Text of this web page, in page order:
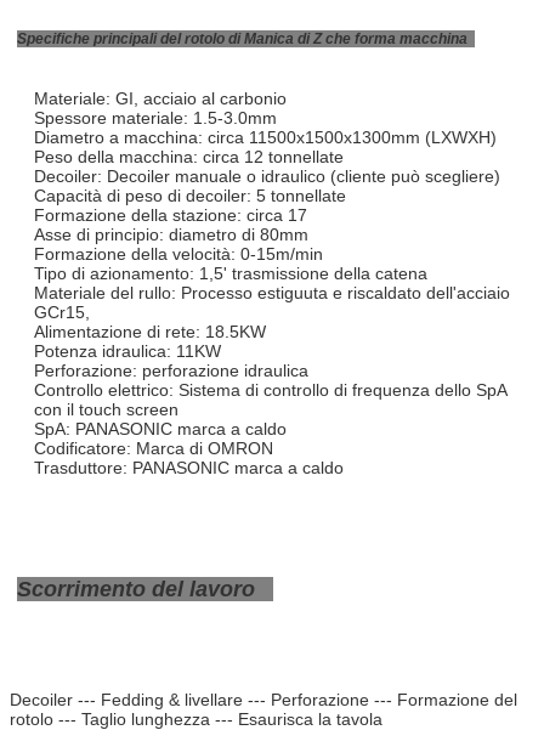
Specifiche principali del rotolo di Manica di Z che forma macchina
Materiale: GI, acciaio al carbonio
Spessore materiale: 1.5-3.0mm
Diametro a macchina: circa 11500x1500x1300mm (LXWXH)
Peso della macchina: circa 12 tonnellate
Decoiler: Decoiler manuale o idraulico (cliente può scegliere)
Capacità di peso di decoiler: 5 tonnellate
Formazione della stazione: circa 17
Asse di principio: diametro di 80mm
Formazione della velocità: 0-15m/min
Tipo di azionamento: 1,5' trasmissione della catena
Materiale del rullo: Processo estiguuta e riscaldato dell'acciaio
GCr15,
Alimentazione di rete: 18.5KW
Potenza idraulica: 11KW
Perforazione: perforazione idraulica
Controllo elettrico: Sistema di controllo di frequenza dello SpA
con il touch screen
SpA: PANASONIC marca a caldo
Codificatore: Marca di OMRON
Trasduttore: PANASONIC marca a caldo
Scorrimento del lavoro
Decoiler --- Fedding & livellare --- Perforazione --- Formazione del
rotolo --- Taglio lunghezza --- Esaurisca la tavola